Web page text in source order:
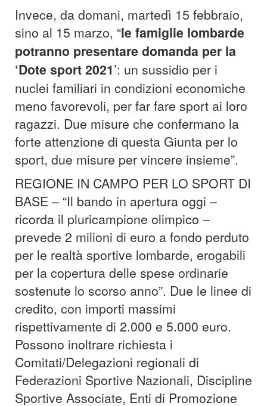
Invece, da domani, martedì 15 febbraio,
sino al 15 marzo, “le famiglie lombarde
potranno presentare domanda per la
‘Dote sport 2021’: un sussidio per i
nuclei familiari in condizioni economiche
meno favorevoli, per far fare sport ai loro
ragazzi. Due misure che confermano la
forte attenzione di questa Giunta per lo
sport, due misure per vincere insieme”.
REGIONE IN CAMPO PER LO SPORT DI
BASE – “Il bando in apertura oggi –
ricorda il pluricampione olimpico –
prevede 2 milioni di euro a fondo perduto
per le realtà sportive lombarde, erogabili
per la copertura delle spese ordinarie
sostenute lo scorso anno”. Due le linee di
credito, con importi massimi
rispettivamente di 2.000 e 5.000 euro.
Possono inoltrare richiesta i
Comitati/Delegazioni regionali di
Federazioni Sportive Nazionali, Discipline
Sportive Associate, Enti di Promozione